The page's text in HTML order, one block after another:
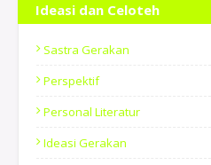
Ideasi dan Celoteh
Sastra Gerakan
Perspektif
Personal Literatur
Ideasi Gerakan